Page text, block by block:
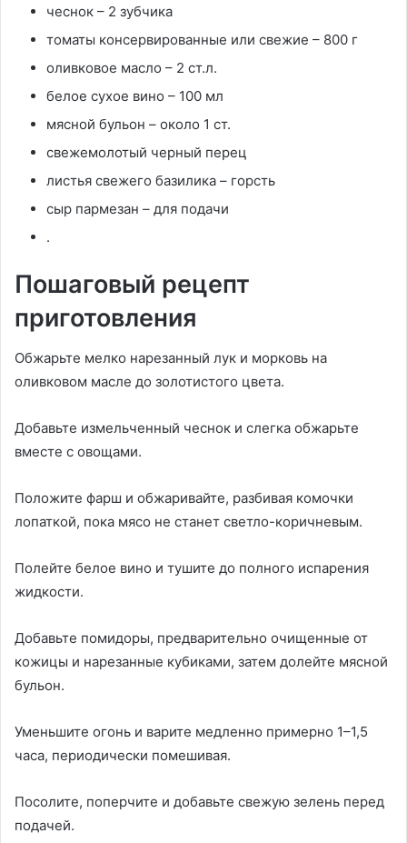
чеснок – 2 зубчика
томаты консервированные или свежие – 800 г
оливковое масло – 2 ст.л.
белое сухое вино – 100 мл
мясной бульон – около 1 ст.
свежемолотый черный перец
листья свежего базилика – горсть
сыр пармезан – для подачи
.
Пошаговый рецепт
приготовления
Обжарьте мелко нарезанный лук и морковь на
оливковом масле до золотистого цвета.
Добавьте измельченный чеснок и слегка обжарьте
вместе с овощами.
Положите фарш и обжаривайте, разбивая комочки
лопаткой, пока мясо не станет светло-коричневым.
Полейте белое вино и тушите до полного испарения
жидкости.
Добавьте помидоры, предварительно очищенные от
кожицы и нарезанные кубиками, затем долейте мясной
бульон.
Уменьшите огонь и варите медленно примерно 1–1,5
часа, периодически помешивая.
Посолите, поперчите и добавьте свежую зелень перед
подачей.